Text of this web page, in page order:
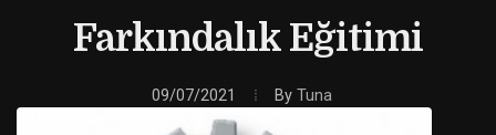
Farkındalık Eğitimi
09/07/2021 By Tuna